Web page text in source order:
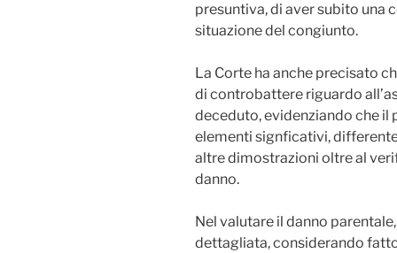
presuntiva, di aver subito una
situazione del congiunto.
La Corte ha anche precisato
di controbattere riguardo
deceduto, evidenziando che il
elementi signficativi,
altre dimostrazioni oltre al
danno.
Nel valutare il danno
dettagliata, considerando